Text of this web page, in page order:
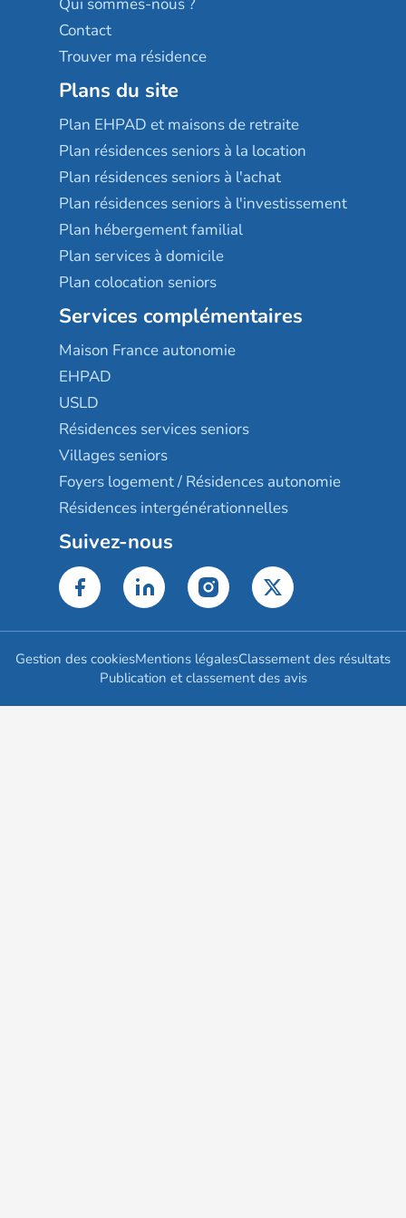
Contact
Trouver ma résidence
Plans du site
Plan EHPAD et maisons de retraite
Plan résidences seniors à la location
Plan résidences seniors à l'achat
Plan résidences seniors à l'investissement
Plan hébergement familial
Plan services à domicile
Plan colocation seniors
Services complémentaires
Maison France autonomie
EHPAD
USLD
Résidences services seniors
Villages seniors
Foyers logement / Résidences autonomie
Résidences intergénérationnelles
Suivez-nous
Gestion des cookiesMentions légalesClassement des résultats
Publication et classement des avis